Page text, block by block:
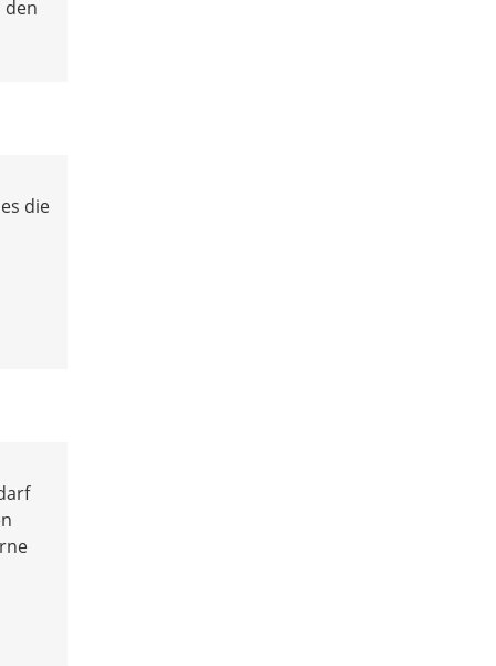
den
die